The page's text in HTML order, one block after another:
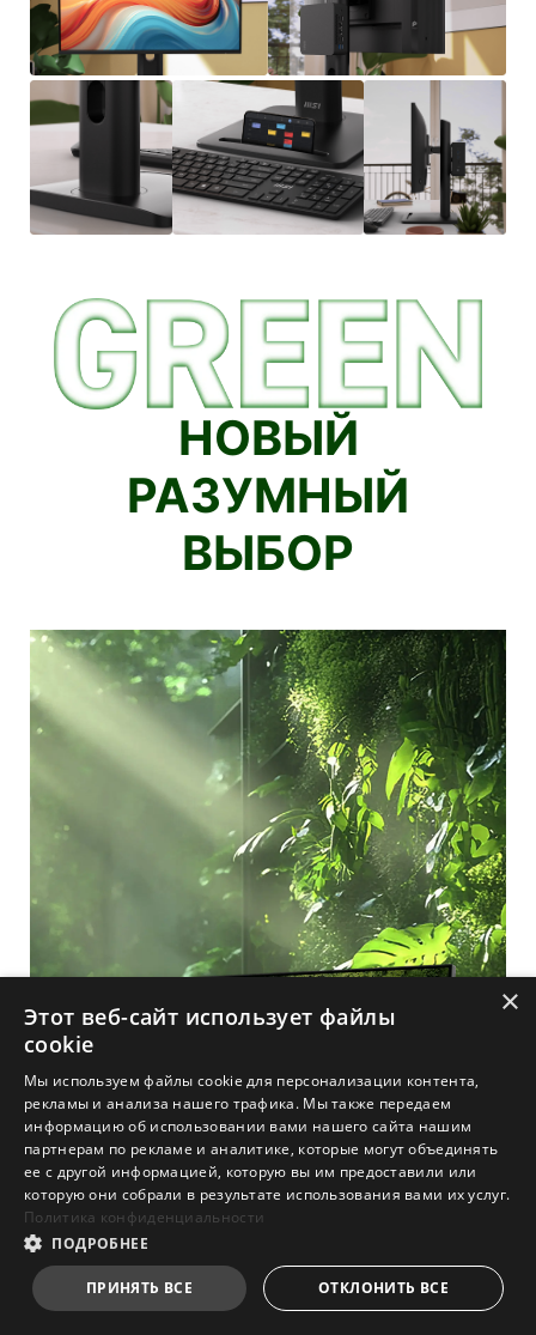
НОВЫЙ
РАЗУМНЫЙ
ВЫБОР
×
Этот веб-сайт использует файлы
cookie
Мы используем файлы cookie для персонализации контента,
рекламы и анализа нашего трафика. Мы также передаем
информацию об использовании вами нашего сайта нашим
партнерам по рекламе и аналитике, которые могут объединять
ее с другой информацией, которую вы им предоставили или
которую они собрали в результате использования вами их услуг.
Политика конфиденциальности
ПОДРОБНЕЕ
ПРИНЯТЬ ВСЕ ОТКЛОНИТЬ ВСЕ